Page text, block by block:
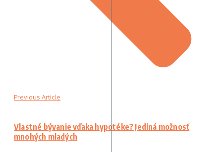
Previous Article
Vlastné bývanie vďaka hypotéke? Jediná možnosť
mnohých mladých